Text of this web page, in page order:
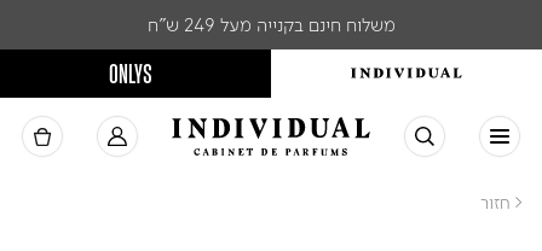
משלוח חינם בקנייה מעל 249 ש"ח
ONLYS
< חזור